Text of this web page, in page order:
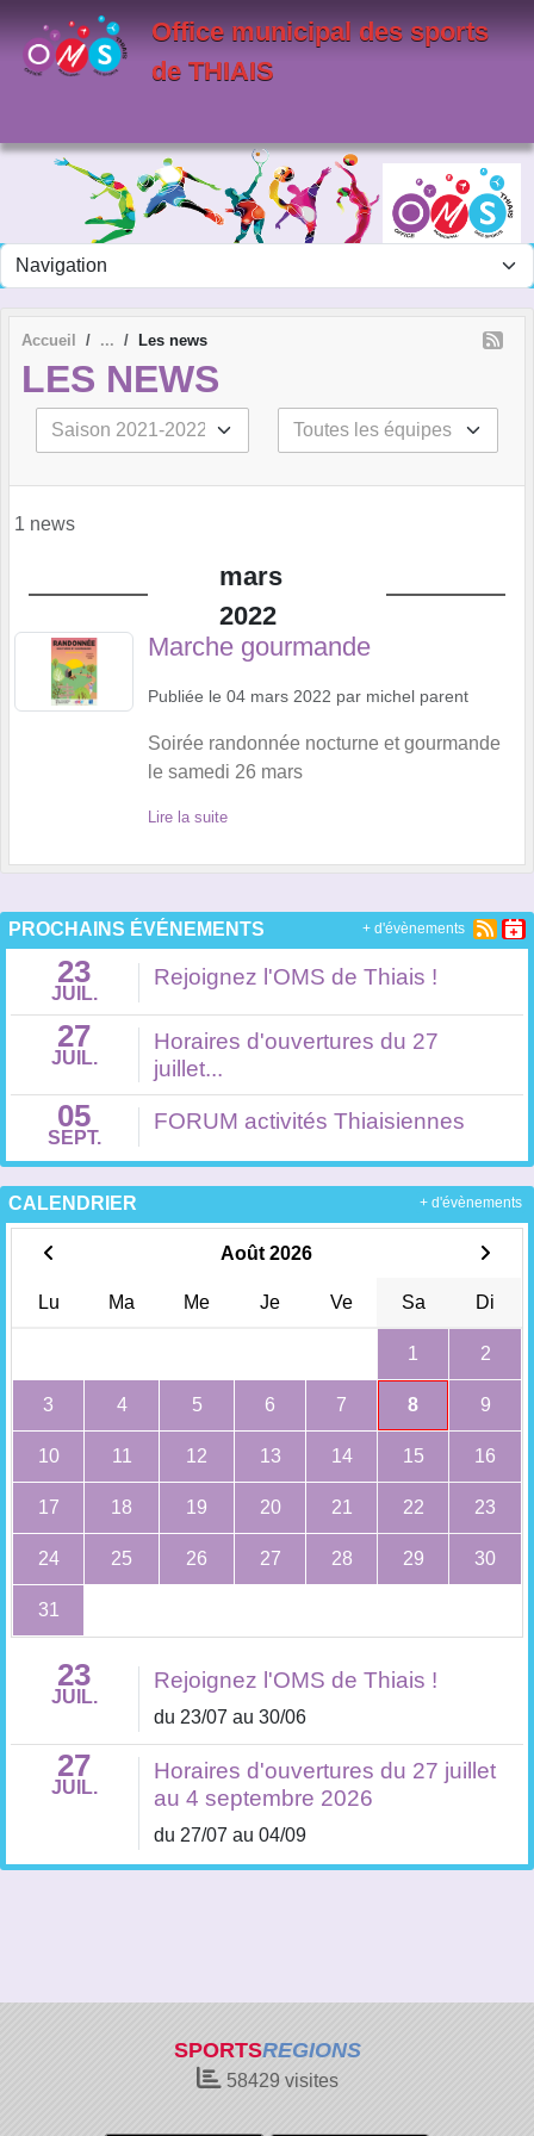
Office municipal des sports
de THIAIS
Accueil Les news
LES NEWS
1 news
mars
2022
Marche gourmande
Publiée le 04 mars 2022 par michel parent
Soirée randonnée nocturne et gourmande
le samedi 26 mars
Lire la suite
PROCHAINS ÉVÉNEMENTS
23
JUIL.
Rejoignez l'OMS de Thiais !
27
JUIL.
Horaires d'ouvertures du 27
juillet...
05
SEPT.
FORUM activités Thiaisiennes
+ d'évènements
CALENDRIER
Août 2026
Lu Ma Me Je Ve Sa Di
1 2
3 4 5 6 7 8 9
10 11 12 13 14 15 16
17 18 19 20 21 22 23
24 25 26 27 28 29 30
31
23
JUIL.
Rejoignez l'OMS de Thiais !
du 23/07 au 30/06
27
JUIL.
Horaires d'ouvertures du 27 juillet
au 4 septembre 2026
du 27/07 au 04/09
+ d'évènements
SPORTSREGIONS
58429 visites
Panneau de gestion des cookies